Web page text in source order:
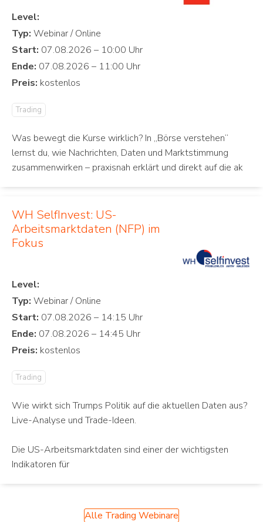
Level:
Typ:
Start:
Ende:
Preis:
Trading
Was bewegt die Kurse wirklich? In „Börse verstehen“
lernst du, wie Nachrichten, Daten und Marktstimmung
zusammenwirken – praxisnah erklärt und direkt auf die ak
WH SelfInvest: US-
Arbeitsmarktdaten (NFP) im
Fokus
Level:
Typ:
Start:
Ende:
Preis:
Trading
Wie wirkt sich Trumps Politik auf die aktuellen Daten aus?
Live-Analyse und Trade-Ideen.
Die US-Arbeitsmarktdaten sind einer der wichtigsten
Indikatoren für
Alle Trading Webinare